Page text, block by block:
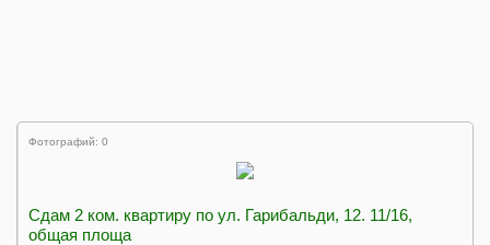
Фотографий: 0
Сдам 2 ком. квартиру по ул. Гарибальди, 12. 11/16,
общая площа